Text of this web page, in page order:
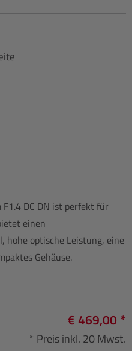
DC DN ist perfekt für
einen
hohe optische Leistung, eine
Gehäuse.
€ 469,00 *
* Preis inkl. 20 Mwst.